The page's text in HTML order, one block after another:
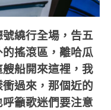
繞行全場，告五
搖滾區，離哈瓜
船開來這裡，我
過來，那個近的
籲歌迷們要注意